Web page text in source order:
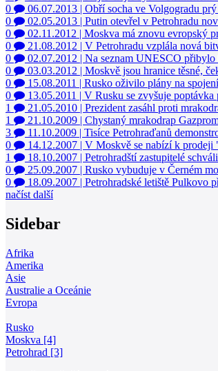
0
06.07.2013 | Obří socha ve Volgogradu
0
02.05.2013 | Putin otevřel v Petrohradu
0
02.11.2012 | Moskva má znovu evropský
0
21.08.2012 | V Petrohradu vzplála nová
0
02.07.2012 | Na seznam UNESCO přibylo
0
03.03.2012 | Moskvě jsou hranice těsné,
0
15.08.2011 | Rusko oživilo plány na
0
13.05.2011 | V Rusku se zvyšuje
1
21.05.2010 | Prezident zasáhl proti
1
21.10.2009 | Chystaný mrakodrap
3
11.10.2009 | Tisíce Petrohraďanů
0
14.12.2007 | V Moskvě se nabízí k prodeji
1
18.10.2007 | Petrohradští zastupitelé
0
25.09.2007 | Rusko vybuduje v Černém
0
18.09.2007 | Petrohradské letiště Pulkovo
načíst další
Sidebar
Afrika
Amerika
Asie
Australie a Oceánie
Evropa
Rusko
Moskva [4]
Petrohrad [3]